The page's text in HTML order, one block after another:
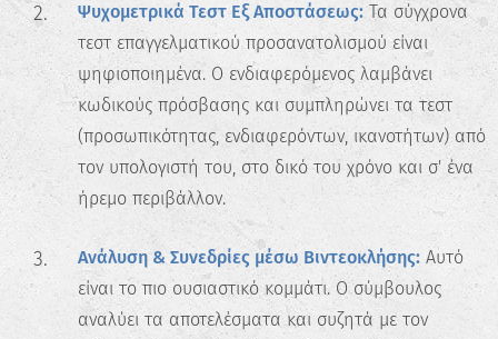
Ψυχομετρικά Τεστ Εξ Αποστάσεως: Τα σύγχρονα
τεστ επαγγελματικού προσανατολισμού είναι
ψηφιοποιημένα. Ο ενδιαφερόμενος λαμβάνει
κωδικούς πρόσβασης και συμπληρώνει τα τεστ
(προσωπικότητας, ενδιαφερόντων, ικανοτήτων) από
τον υπολογιστή του, στο δικό του χρόνο και σ' ένα
ήρεμο περιβάλλον.
Ανάλυση & Συνεδρίες μέσω Βιντεοκλήσης: Αυτό
είναι το πιο ουσιαστικό κομμάτι. Ο σύμβουλος
αναλύει τα αποτελέσματα και συζητά με τον